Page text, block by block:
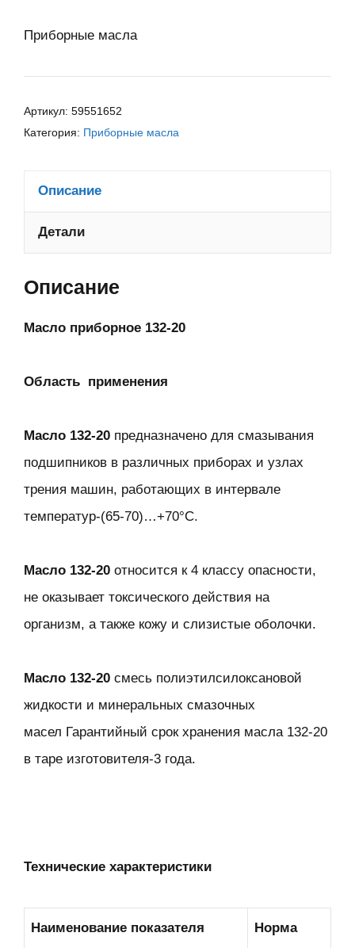
Приборные масла
Артикул: 59551652
Категория: Приборные масла
Описание
Детали
Описание
Масло приборное 132-20
Область применения
Масло 132-20 предназначено для смазывания
подшипников в различных приборах и узлах
трения машин, работающих в интервале
температур-(65-70)…+70°С.
Масло 132-20 относится к 4 классу опасности,
не оказывает токсического действия на
организм, а также кожу и слизистые оболочки.
Масло 132-20 смесь полиэтилсилоксановой
жидкости и минеральных смазочных
масел Гарантийный срок хранения масла 132-20
в таре изготовителя-3 года.
Технические характеристики
Наименование показателя Норма